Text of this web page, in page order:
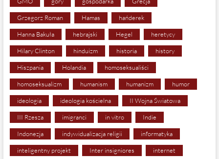
Grzegorz Roman Hamas hańderek
Hanna Bakuła hebrajski Hegel heretycy
Hilary Clinton hinduizm historia history
Hiszpania Holandia homoseksualiści
homoseksualizm humanism humanizm humor
ideologia ideologia kościelna II Wojna Światowa
III Rzesza imigranci in vitro Indie
Indonezja indywidualizacja religii informatyka
inteligentny projekt Inter insigniores internet